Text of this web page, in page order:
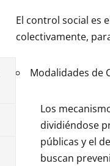
El control social es
colectivamente,
Modalidades de
Los
dividiéndose
públicas y el
buscan